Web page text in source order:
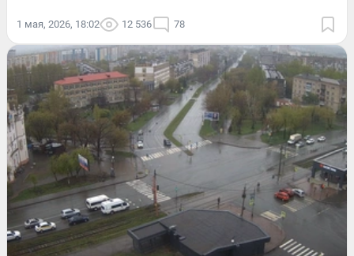
1 мая, 2026, 18:02 12 536 78